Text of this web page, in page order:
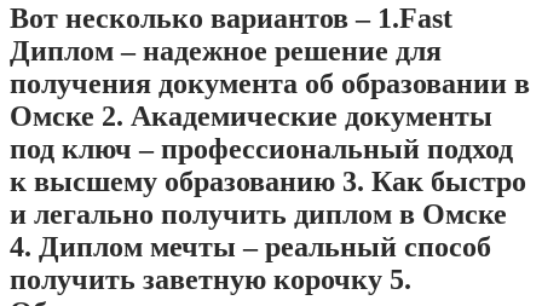
Вот несколько вариантов – 1.Fast
Диплом – надежное решение для
получения документа об образовании в
Омске 2. Академические документы
под ключ – профессиональный подход
к высшему образованию 3. Как быстро
и легально получить диплом в Омске
4. Диплом мечты – реальный способ
получить заветную корочку 5.